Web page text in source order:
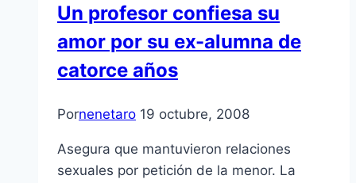
Un profesor confiesa su
amor por su ex-alumna de
catorce años
Pornenetaro 19 octubre, 2008
Asegura que mantuvieron relaciones
sexuales por petición de la menor. La